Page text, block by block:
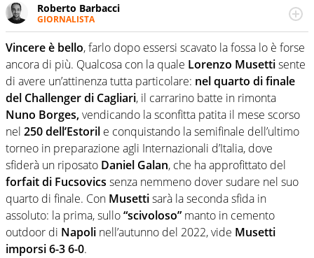
Roberto Barbacci
GIORNALISTA
Giornalista (pubblicista) sportivo a tutto campo, è il
tuttologo di Virgilio Sport. Provate a chiedergli di boxe, di
scherma, di volley o di curling: ve ne farà innamorare
Vincere è bello, farlo dopo essersi scavato la fossa lo è forse
ancora di più. Qualcosa con la quale Lorenzo Musettisente
di avere un’attinenza tutta particolare: nel quarto di finale
del Challenger di Cagliari, il carrarino batte in rimonta
Nuno Borges,vendicando la sconfitta patita il mese scorso
nel 250 dell’Estoril e conquistando la semifinale dell’ultimo
torneo in preparazione agli Internazionali d’Italia, dove
sfiderà un riposato Daniel Galan, che ha approfittato del
forfaitdi Fucsovics senza nemmeno dover sudare nel suo
quarto di finale. Con Musettisarà la seconda sfida in
assoluto: la prima, sullo“scivoloso” manto in cemento
outdoor di Napoli nell’autunno del 2022, vide Musetti
imporsi 6-3 6-0.